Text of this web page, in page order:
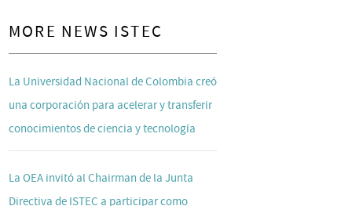
MORE NEWS ISTEC
La Universidad Nacional de Colombia creó
una corporación para acelerar y transferir
conocimientos de ciencia y tecnología
La OEA invitó al Chairman de la Junta
Directiva de ISTEC a participar como